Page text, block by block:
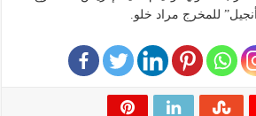
للمخرج مراد خلو.